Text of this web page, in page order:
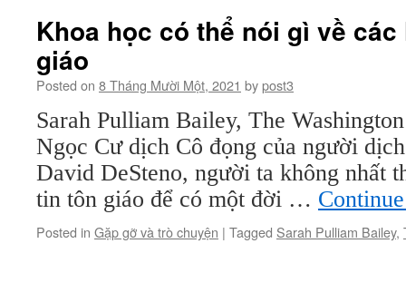
Khoa học có thể nói gì về
giáo
Posted on 8 Tháng Mười Một, 2021 bypost3
Sarah Pulliam Bailey, The
Ngọc Cư dịch Cô đọng của người
David DeSteno, người ta không nhất
tin tôn giáo để có một đời …
Posted in Gặp gỡ và trò chuyện | Tagged Sarah Pulliam Bailey,